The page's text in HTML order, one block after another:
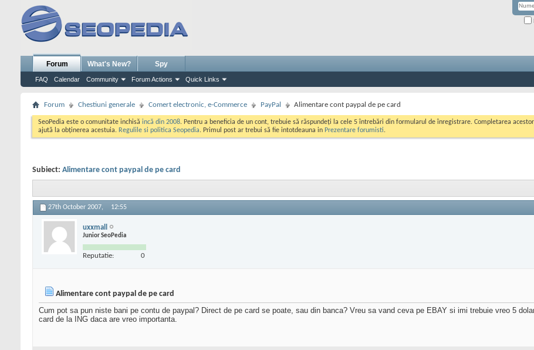
Forum
FAQ Calendar Community Forum Actions Quick Links
What's New? Spy
Forum Chestiuni generale Comert electronic, e-Commerce PayPal Alimentare cont paypal de pe card
SeoPedia este o comunitate inchisă incă din 2008. Pentru a beneficia de un cont, trebuie să răspundeți la cele 5 întrebări din formularul de înregistrare. Completarea
ajută la obținerea acestuia. Regulile si politica Seopedia. Primul post ar trebui să fie intotdeauna in Prezentare forumisti.
Subiect: Alimentare cont paypal de pe card
27th October 2007, 12:55
uxxmall
Junior SeoPedia
Reputatie: 0
Alimentare cont paypal de pe card
Cum pot sa pun niste bani pe contu de paypal? Direct de pe card se poate, sau din banca? Vreu sa vand ceva pe EBAY si imi trebuie vreo 5
card de la ING daca are vreo importanta.